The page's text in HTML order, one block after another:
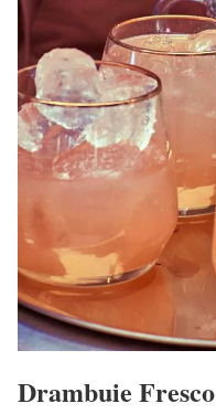
Drambuie Fresco